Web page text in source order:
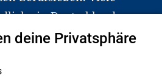
in Deutschland
Schwierigkeiten dabei.
an Erzieher*innen,
deine Privatsphäre